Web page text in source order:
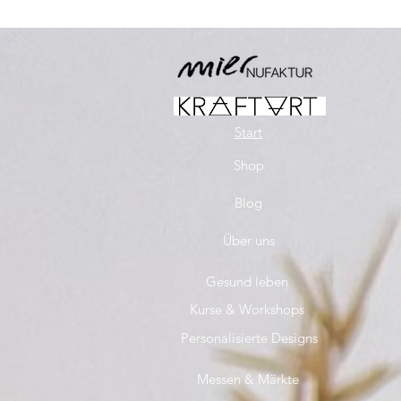
Start
Shop
Blog
Über uns
Gesund leben
Kurse & Workshops
Messen & Märkte
Personalisierte Designs